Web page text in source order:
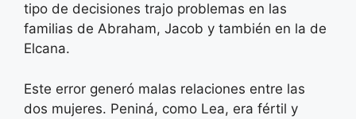
tipo de decisiones trajo problemas en las
familias de Abraham, Jacob y también en la de
Elcana.
Este error generó malas relaciones entre las
dos mujeres. Peniná, como Lea, era fértil y